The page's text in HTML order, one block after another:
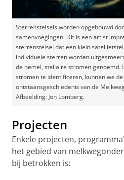
Sterrenstelsels worden opgebouwd
samenvoegingen. Dit is een artist
sterrenstelsel dat een klein
individuele sterren worden
de hemel, stellaire stromen genoemd.
stromen te identificeren, kunnen we de
ontstaansgeschiedenis van de
Afbeelding: Jon Lomberg.
Projecten
Enkele projecten,
het gebied van
bij betrokken is: